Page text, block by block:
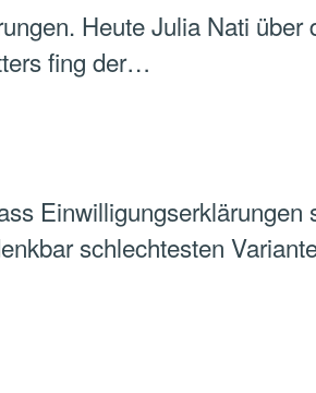
Heute Julia Nati über
fing der…
Einwilligungserklärungen
schlechtesten